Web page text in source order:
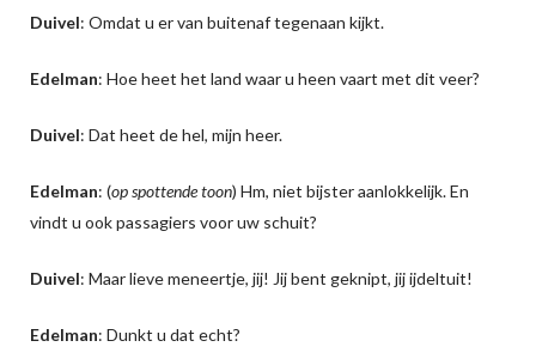
Duivel: Omdat u er van buitenaf tegenaan kijkt.
Edelman: Hoe heet het land waar u heen vaart met dit veer?
Duivel: Dat heet de hel, mijn heer.
Edelman: (op spottende toon) Hm, niet bijster aanlokkelijk. En
vindt u ook passagiers voor uw schuit?
Duivel: Maar lieve meneertje, jij! Jij bent geknipt, jij ijdeltuit!
Edelman: Dunkt u dat echt?